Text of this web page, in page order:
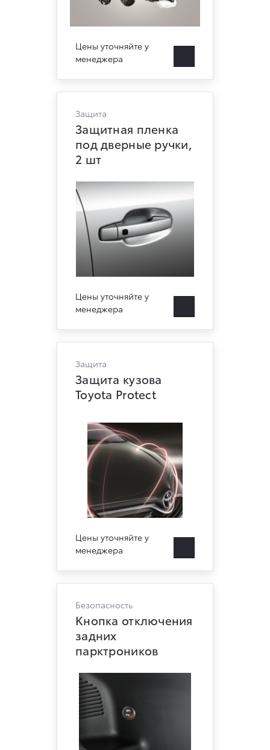
Цены уточняйте у
менеджера
Защита
Защитная пленка
под дверные ручки,
2 шт
Цены уточняйте у
менеджера
Защита
Защита кузова
Toyota Protect
Цены уточняйте у
менеджера
Безопасность
Кнопка отключения
задних
парктроников